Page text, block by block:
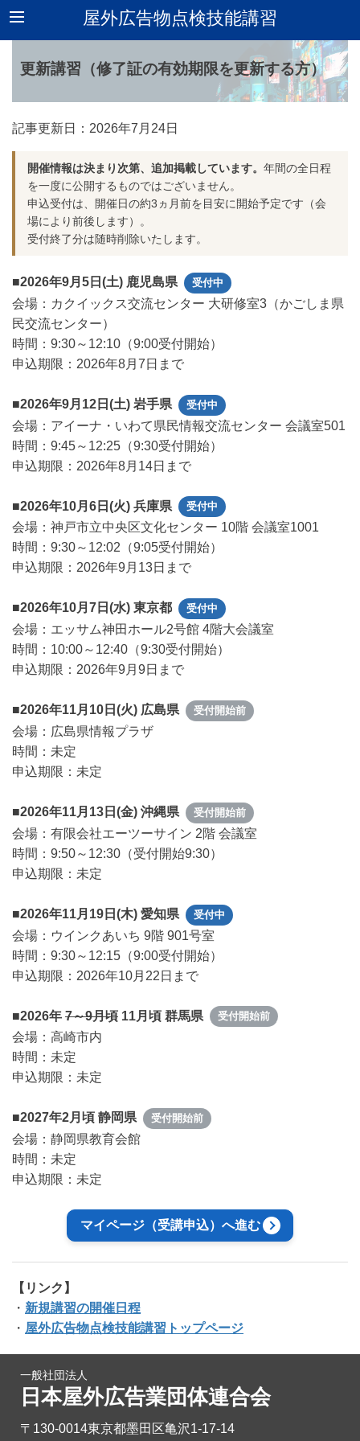
屋外広告物点検技能講習
更新講習（修了証の有効期限を更新する方）
記事更新日： 2026年7月24日
開催情報は決まり次第、追加掲載しています。 年間の全日程
を一度に公開するものではございません。
申込受付は、開催日の約3ヵ月前を目安に開始予定です（会
場により前後します）。
受付終了分は随時削除いたします。
■2026年9月5日(土) 鹿児島県 受付中
会場：カクイックス交流センター 大研修室3（かごしま県
民交流センター）
時間：9:30～12:10（9:00受付開始）
申込期限：2026年8月7日まで
■2026年9月12日(土) 岩手県 受付中
会場：アイーナ・いわて県民情報交流センター 会議室501
時間：9:45～12:25（9:30受付開始）
申込期限：2026年8月14日まで
■2026年10月6日(火) 兵庫県 受付中
会場：神戸市立中央区文化センター 10階 会議室1001
時間：9:30～12:02（9:05受付開始）
申込期限：2026年9月13日まで
■2026年10月7日(水) 東京都 受付中
会場：エッサム神田ホール2号館 4階大会議室
時間：10:00～12:40（9:30受付開始）
申込期限：2026年9月9日まで
■2026年11月10日(火) 広島県 受付開始前
会場：広島県情報プラザ
時間：未定
申込期限：未定
■2026年11月13日(金) 沖縄県 受付開始前
会場：有限会社エーツーサイン 2階 会議室
時間：9:50～12:30（受付開始9:30）
申込期限：未定
■2026年11月19日(木) 愛知県 受付中
会場：ウインクあいち 9階 901号室
時間：9:30～12:15（9:00受付開始）
申込期限：2026年10月22日まで
■2026年 7～9月頃 11月頃 群馬県 受付開始前
会場：高崎市内
時間：未定
申込期限：未定
■2027年2月頃 静岡県 受付開始前
会場：静岡県教育会館
時間：未定
申込期限：未定
マイページ（受講申込）へ進む
【リンク】
・ 新規講習の開催日程
・ 屋外広告物点検技能講習トップページ
一般社団法人
日本屋外広告業団体連合会
〒130-0014東京都墨田区亀沢1-17-14